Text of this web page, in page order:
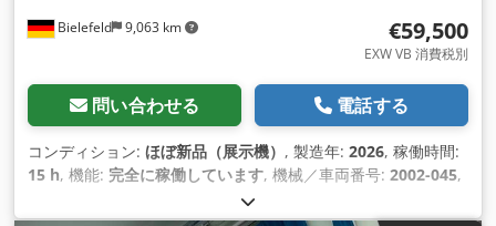
Bielefeld 9,063 km €59,500
EXW VB 消費税別
問い合わせる 電話する
コンディション: ほぼ新品（展示機） , 製造年: 2026, 稼働時間:
15 h, 機能: 完全に稼働しています, 機械／車両番号: 2002-045,
3,300 mm